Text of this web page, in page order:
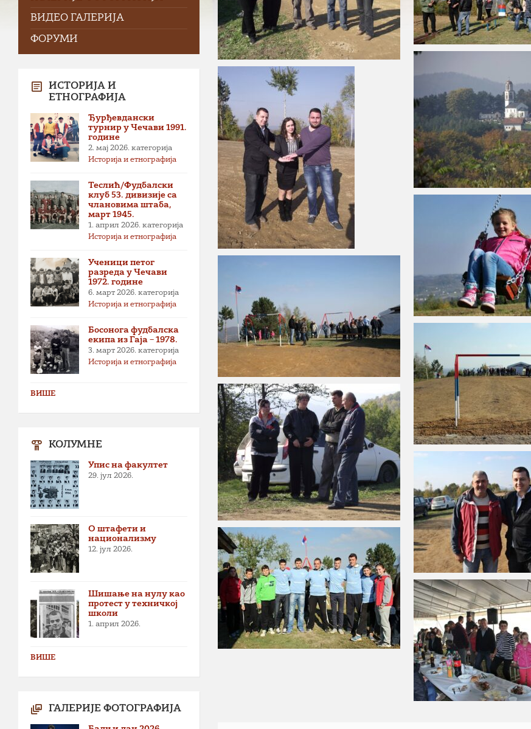
ВИДЕО ГАЛЕРИЈА
ФОРУМИ
ИСТОРИЈА И
ЕТНОГРАФИЈА
Ђурђевдански
турнир у Чечави 1991.
године
2. мај 2026. категорија
Историја и етнографија
Теслић/Фудбалски
клуб 53. дивизије са
члановима штаба,
март 1945.
1. април 2026. категорија
Историја и етнографија
Ученици петог
разреда у Чечави
1972. године
6. март 2026. категорија
Историја и етнографија
Босонога фудбалска
екипа из Гаја – 1978.
3. март 2026. категорија
Историја и етнографија
ВИШЕ
КОЛУМНЕ
Упис на факултет
29. јул 2026.
О штафети и
национализму
12. јул 2026.
Шишање на нулу као
протест у техничкој
школи
1. април 2026.
ВИШЕ
ГАЛЕРИЈЕ ФОТОГРАФИЈА